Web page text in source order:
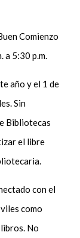
Comienzo
a 5:30 p.m.
año y el 1 de
Sin
Bibliotecas
el libre
con el
como
No